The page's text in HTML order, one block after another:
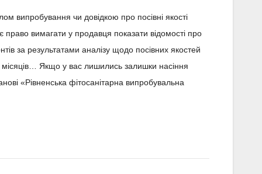
випробування чи довідкою про посівні якості
право вимагати у продавця показати відомості про
за результатами аналізу щодо посівних якостей
місяців… Якщо у вас лишились залишки насіння
«Рівненська фітосанітарна випробувальна